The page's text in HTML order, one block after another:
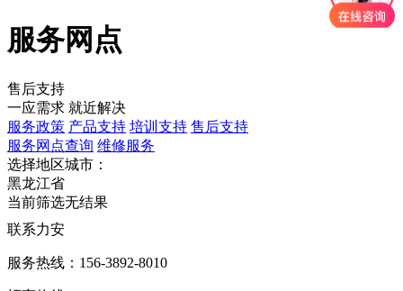
服务网点
售后支持
一应需求 就近解决
服务政策 产品支持 培训支持 售后支持
服务网点查询 维修服务
选择地区城市：
黑龙江省
当前筛选无结果
联系力安
服务热线：156-3892-8010